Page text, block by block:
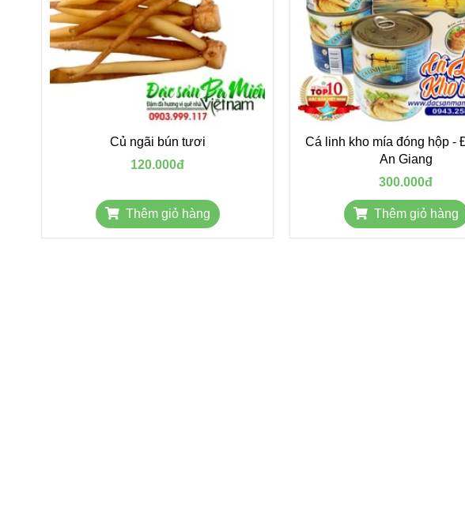
Củ ngãi bún tươi
120.000đ
Thêm giỏ hàng
Cá linh kho mía đóng hộp -
An Giang
300.000đ
Thêm giỏ hàng